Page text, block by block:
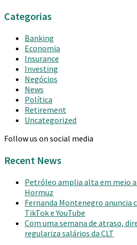
Categorias
Banking
Economia
Insurance
Investing
Negócios
News
Política
Retirement
Uncategorized
Follow us on social media
Recent News
Petróleo amplia alta em meio
Hormuz
Fernanda Montenegro anuncia
TikTok e YouTube
Com uma semana de atraso,
regulariza salários da CLT